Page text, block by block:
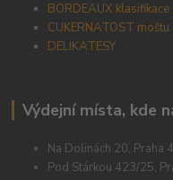
BORDEAUX klasifikace
CUKERNATOST
DELIKATESY
Výdejní místa, kde
Na Dolinách 20, Praha
Pod Stárkou 423/25,